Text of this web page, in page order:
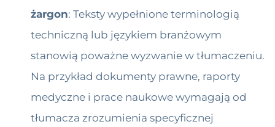
żargon: Teksty wypełnione terminologią
techniczną lub językiem branżowym
stanowią poważne wyzwanie w tłumaczeniu.
Na przykład dokumenty prawne, raporty
medyczne i prace naukowe wymagają od
tłumacza zrozumienia specyficznej